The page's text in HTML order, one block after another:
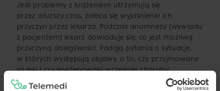
Jeśli problemy z krążeniem utrzymują się
przez dłuższy czas, zaleca się wyjaśnienie ich
przyczyn przez lekarza. Podczas anamnezy (wywiadu
z pacjentem) lekarz dowiaduje się, co jest możliwą
przyczyną dolegliwości. Padają pytania o sytuacje,
w których występują objawy, o to, czy przyjmowane
są leki i czy występowały wcześniej choroby.
Po wywiadzie lekarskim zwykle przeprowadzane jest